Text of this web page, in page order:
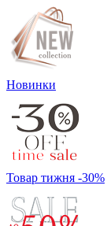
Новинки
Товар тижня -30%